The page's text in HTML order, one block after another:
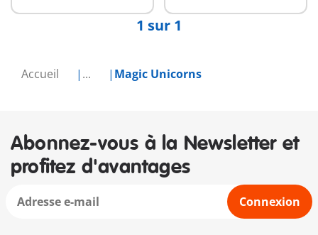
Accueil ... Magic Unicorns
1 sur 1
Abonnez-vous à la Newsletter et
profitez d'avantages
Connexion